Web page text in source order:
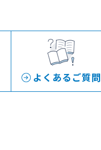
よくあるご質問